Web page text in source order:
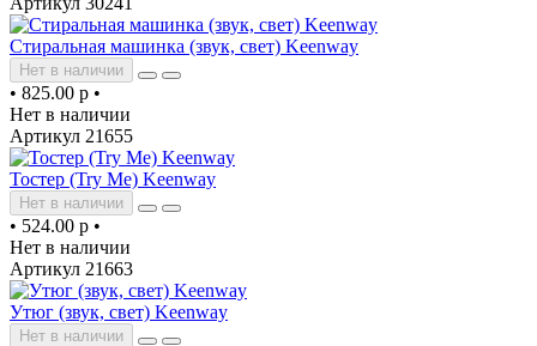
Стиральная машинка (звук, свет) Keenway
Нет в наличии
• 825.00 р •
Нет в наличии
Артикул 21655
Тостер (Try Me) Keenway
Нет в наличии
• 524.00 р •
Нет в наличии
Артикул 21663
Утюг (звук, свет) Keenway
Нет в наличии